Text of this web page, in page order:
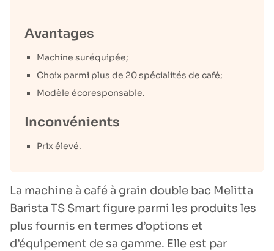
Avantages
Machine suréquipée;
Choix parmi plus de 20 spécialités de café;
Modèle écoresponsable.
Inconvénients
Prix élevé.
La machine à café à grain double bac Melitta
Barista TS Smart figure parmi les produits les
plus fournis en termes d’options et
d’équipement de sa gamme. Elle est par